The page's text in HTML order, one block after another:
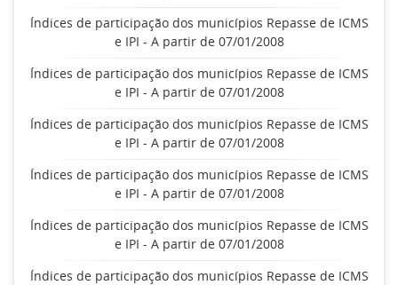
Índices de participação dos municípios Repasse de ICMS
e IPI - A partir de 07/01/2008
Índices de participação dos municípios Repasse de ICMS
e IPI - A partir de 07/01/2008
Índices de participação dos municípios Repasse de ICMS
e IPI - A partir de 07/01/2008
Índices de participação dos municípios Repasse de ICMS
e IPI - A partir de 07/01/2008
Índices de participação dos municípios Repasse de ICMS
e IPI - A partir de 07/01/2008
Índices de participação dos municípios Repasse de ICMS